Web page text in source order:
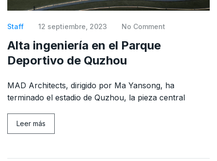
Staff 12 septiembre, 2023 No Comment
Alta ingeniería en el Parque
Deportivo de Quzhou
MAD Architects, dirigido por Ma Yansong, ha
terminado el estadio de Quzhou, la pieza central
Leer más